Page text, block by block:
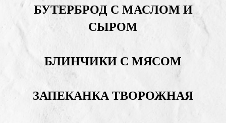
БУТЕРБРОД С МАСЛОМ И
СЫРОМ
БЛИНЧИКИ С МЯСОМ
ЗАПЕКАНКА ТВОРОЖНАЯ